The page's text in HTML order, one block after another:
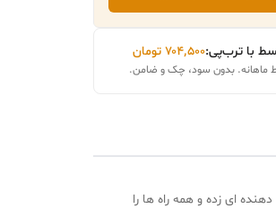
با ترب‌پی:۷۰۴٬۵۰۰ تومان
ای زده و همه راه ها را